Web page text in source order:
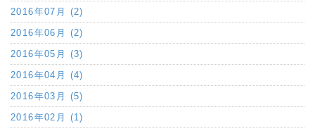
2016年07月 (2)
2016年06月 (2)
2016年05月 (3)
2016年04月 (4)
2016年03月 (5)
2016年02月 (1)